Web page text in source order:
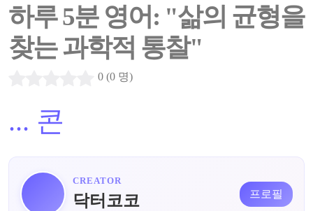
하루 5분 영어: "삶의 균형을
찾는 과학적 통찰"
0 (0 명)
... 콘
CREATOR
닥터코코 프로필